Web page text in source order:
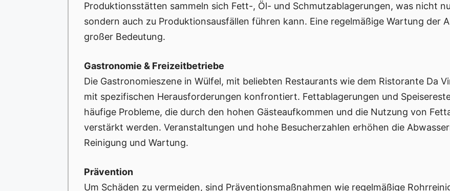
Produktionsstätten sammeln sich Fett-, Öl- und Schmutzablagerungen, was nicht
sondern auch zu Produktionsausfällen führen kann. Eine regelmäßige Wartung der
großer Bedeutung.
Gastronomie & Freizeitbetriebe
Die Gastronomieszene in Wülfel, mit beliebten Restaurants wie dem Ristorante Da
mit spezifischen Herausforderungen konfrontiert. Fettablagerungen und
häufige Probleme, die durch den hohen Gästeaufkommen und die Nutzung von
verstärkt werden. Veranstaltungen und hohe Besucherzahlen erhöhen die
Reinigung und Wartung.
Prävention
Um Schäden zu vermeiden, sind Präventionsmaßnahmen wie regelmäßige